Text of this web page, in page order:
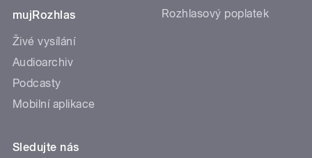
mujRozhlas
Živé vysílání
Audioarchiv
Podcasty
Mobilní aplikace
Rozhlasový poplatek
Sledujte nás